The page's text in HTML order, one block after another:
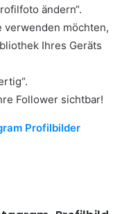
ändern“.
verwenden möchten,
Ihres Geräts
Follower sichtbar!
Profilbilder